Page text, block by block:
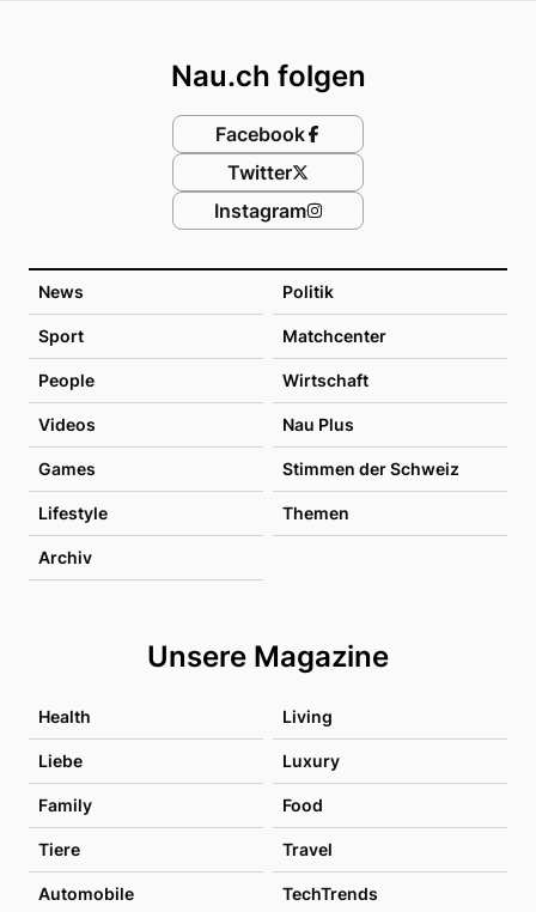
News Politik
Sport Matchcenter
People Wirtschaft
Videos Nau Plus
Games Stimmen der Schweiz
Lifestyle Themen
Archiv
Unsere Magazine
Health Living
Liebe Luxury
Family Food
Tiere Travel
Automobile TechTrends
Nau.ch folgen
Facebook
Twitter
Instagram